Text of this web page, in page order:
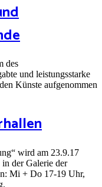
des
und leistungsstarke
Künste aufgenommen
wird am 23.9.17
der Galerie der
Mi + Do 17-19 Uhr,